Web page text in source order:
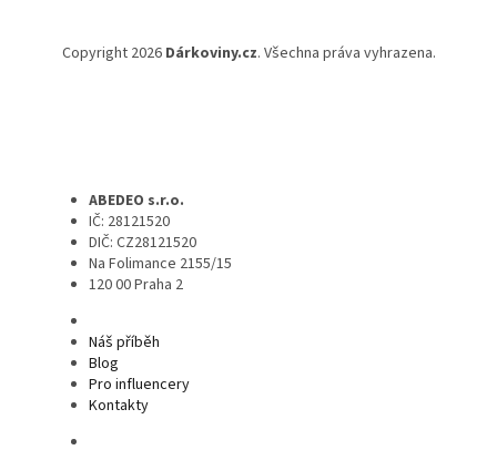
Copyright 2026 Dárkoviny.cz. Všechna práva vyhrazena.
ABEDEO s.r.o.
IČ: 28121520
DIČ: CZ28121520
Na Folimance 2155/15
120 00 Praha 2
Náš příběh
Blog
Pro influencery
Kontakty